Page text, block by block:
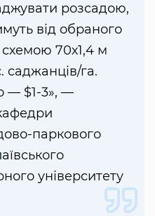
розсадою,
від обраного
70х1,4 м
саджанців/га.
— $1-3», —
паркового
університету